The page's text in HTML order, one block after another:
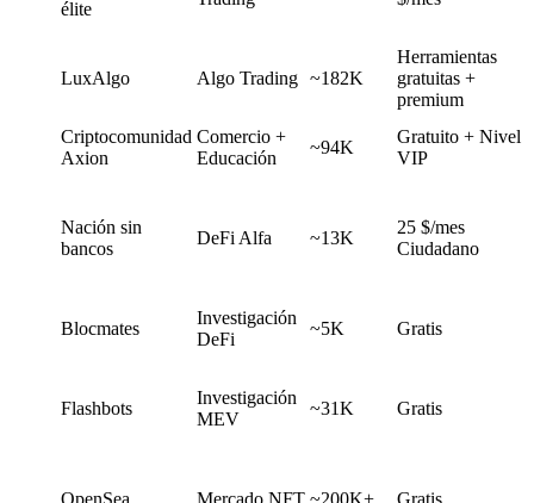
élite
LuxAlgo Algo Trading ~182K
Herramientas
gratuitas +
premium
Criptocomunidad
Axion
Comercio +
Educación
~94K
Gratuito + Nivel
VIP
Nación sin
bancos
DeFi Alfa ~13K
25 $/mes
Ciudadano
Blocmates
Investigación
DeFi
~5K Gratis
Flashbots
Investigación
MEV
~31K Gratis
OpenSea Mercado NFT ~200K+ Gratis